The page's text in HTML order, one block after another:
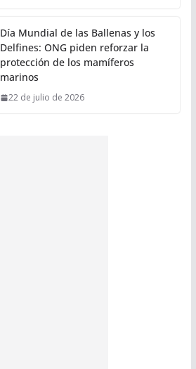
Día Mundial de las Ballenas y los
Delfines: ONG piden reforzar la
protección de los mamíferos
marinos
22 de julio de 2026